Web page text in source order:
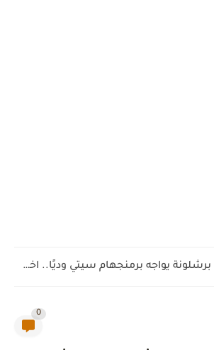
برشلونة يواجه برمنجهام سيتي وديًا.. اختبار جديد لهانز فليك قبل...
0